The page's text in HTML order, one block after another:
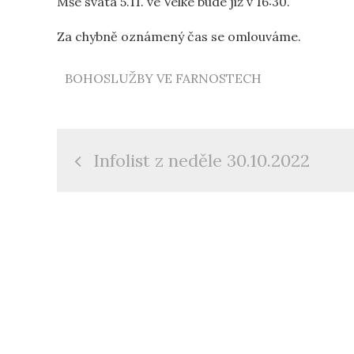
Za chybně oznámený čas se omlouváme.
BOHOSLUŽBY VE FARNOSTECH
Navigace
Infolist z neděle 30.10.2022